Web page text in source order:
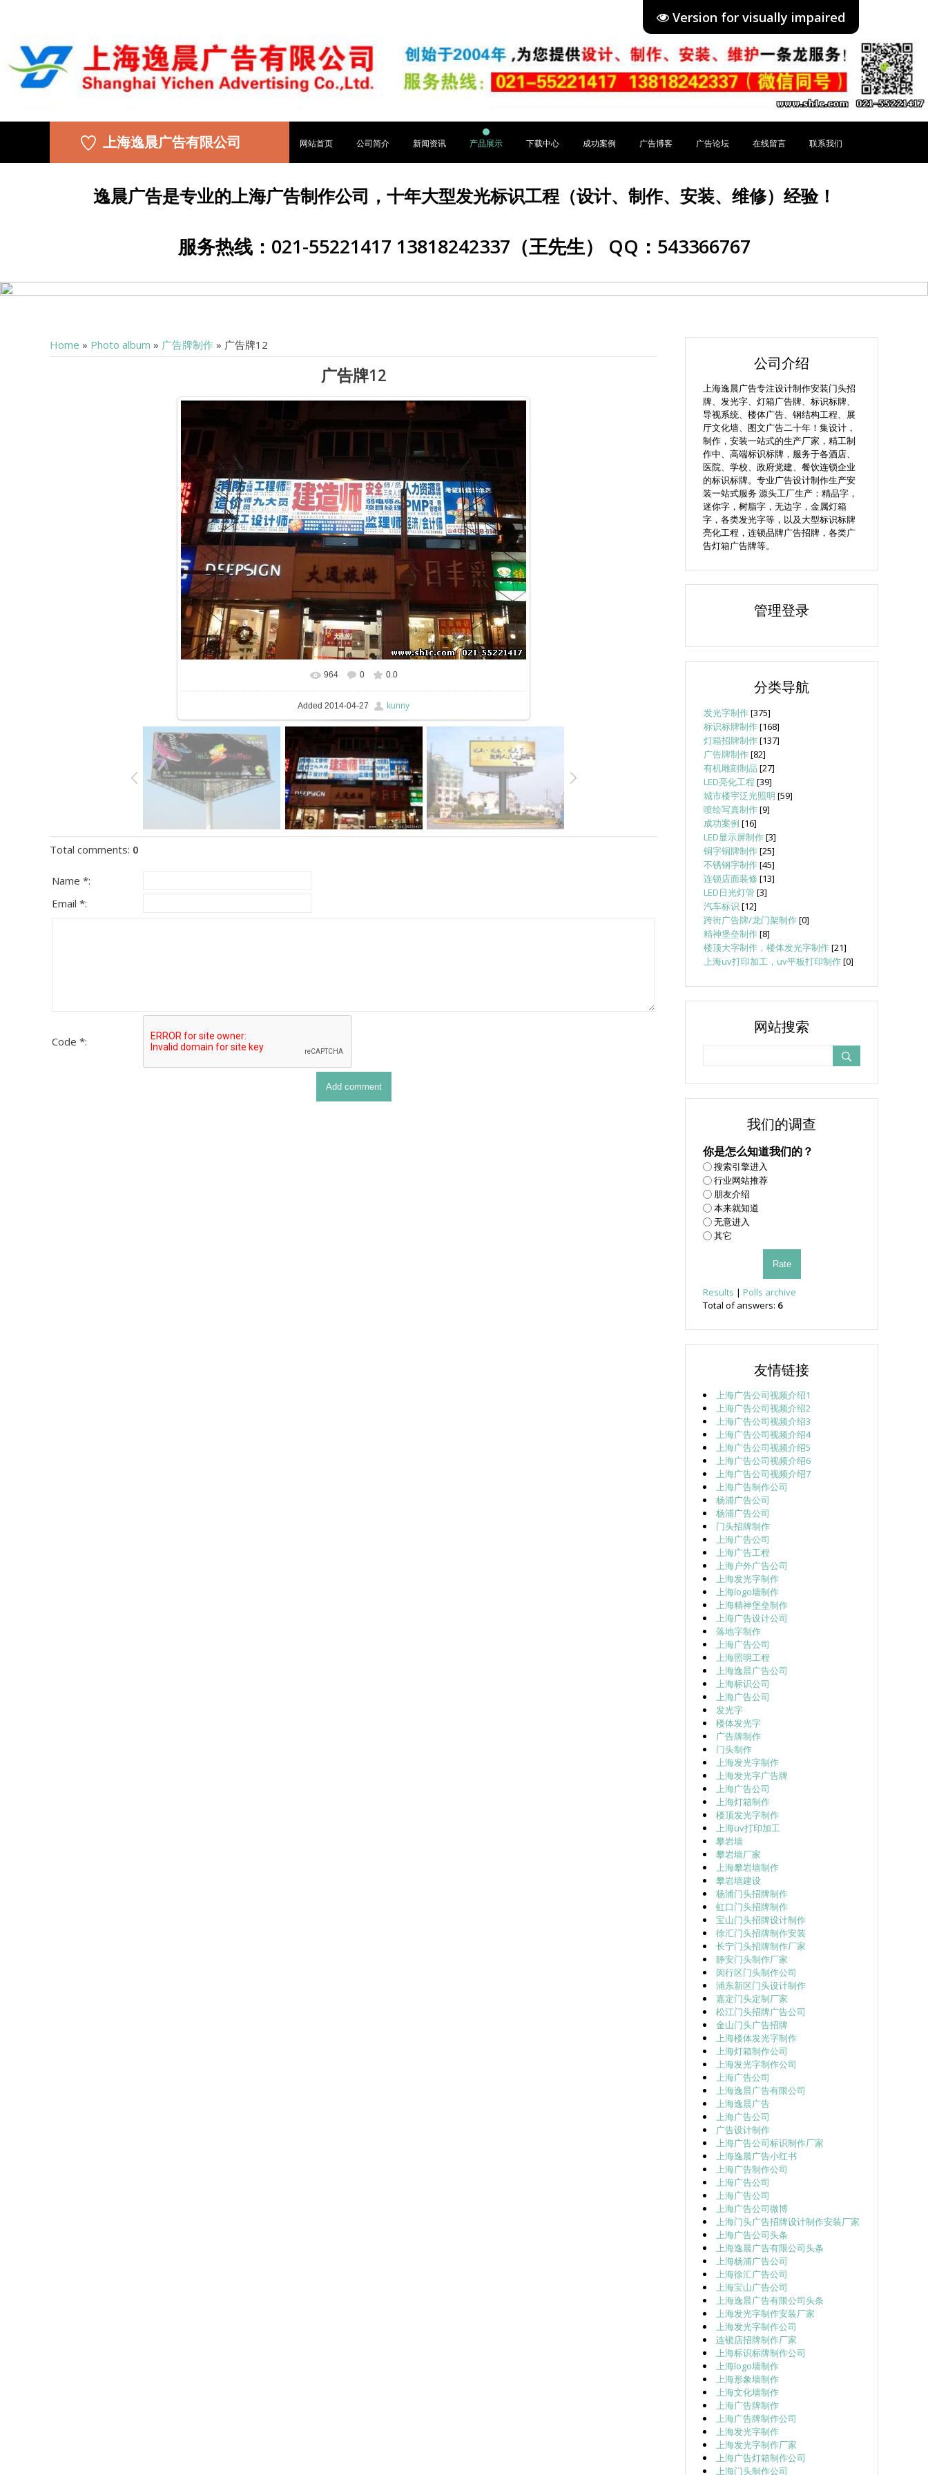
Version for visually impaired
上海逸晨广告有限公司 网站首页 公司简介 新闻资讯 产品展示 下载中心 成功案例 广告博客 广告论坛 在线留言 联系我们
逸晨广告是专业的上海广告制作公司，十年大型发光标识工程（设计、制作、安装、维修）经验！
服务热线：021-55221417 13818242337（王先生） QQ：543366767
Home » Photo album » 广告牌制作 » 广告牌12
广告牌12
964 0 0.0
Added 2014-04-27 kunny
Total comments: 0
Name *:
Email *:
Code *:
公司介绍
上海逸晨广告专注设计制作安装门头招
牌、发光字、灯箱广告牌、标识标牌、
导视系统、楼体广告、钢结构工程、展
厅文化墙、图文广告二十年！集设计，
制作，安装一站式的生产厂家，精工制
作中、高端标识标牌，服务于各酒店、
医院、学校、政府党建、餐饮连锁企业
的标识标牌。专业广告设计制作生产安
装一站式服务 源头工厂生产：精品字，
迷你字，树脂字，无边字，金属灯箱
字，各类发光字等，以及大型标识标牌
亮化工程，连锁品牌广告招牌，各类广
告灯箱广告牌等。
管理登录
分类导航
发光字制作[375]
标识标牌制作[168]
灯箱招牌制作[137]
广告牌制作[82]
有机雕刻制品 [27]
LED亮化工程 [39]
城市楼宇泛光照明 [59]
喷绘写真制作[9]
成功案例 [16]
LED显示屏制作[3]
铜字铜牌制作[25]
不锈钢字制作[45]
连锁店面装修 [13]
LED日光灯管[3]
汽车标识 [12]
跨街广告牌/龙门架制作[0]
精神堡垒制作[8]
楼顶大字制作，楼体发光字制作[21]
上海uv打印加工，uv平板打印制作[0]
网站搜索
我们的调查
你是怎么知道我们的？
搜索引擎进入
行业网站推荐
朋友介绍
本来就知道
无意进入
其它
Results | Polls archive
Total of answers: 6
友情链接
上海广告公司视频介绍1
上海广告公司视频介绍2
上海广告公司视频介绍3
上海广告公司视频介绍4
上海广告公司视频介绍5
上海广告公司视频介绍6
上海广告公司视频介绍7
上海广告制作公司
杨浦广告公司
杨浦广告公司
门头招牌制作
上海广告公司
上海广告工程
上海户外广告公司
上海发光字制作
上海logo墙制作
上海精神堡垒制作
上海广告设计公司
落地字制作
上海广告公司
上海照明工程
上海逸晨广告公司
上海标识公司
上海广告公司
发光字
楼体发光字
广告牌制作
门头制作
上海发光字制作
上海发光字广告牌
上海广告公司
上海灯箱制作
楼顶发光字制作
上海uv打印加工
攀岩墙
攀岩墙厂家
上海攀岩墙制作
攀岩墙建设
杨浦门头招牌制作
虹口门头招牌制作
宝山门头招牌设计制作
徐汇门头招牌制作安装
长宁门头招牌制作厂家
静安门头制作厂家
闵行区门头制作公司
浦东新区门头设计制作
嘉定门头定制厂家
松江门头招牌广告公司
金山门头广告招牌
上海楼体发光字制作
上海灯箱制作公司
上海发光字制作公司
上海广告公司
上海逸晨广告有限公司
上海逸晨广告
上海广告公司
广告设计制作
上海广告公司标识制作厂家
上海逸晨广告小红书
上海广告制作公司
上海广告公司
上海广告公司
上海广告公司微博
上海门头广告招牌设计制作安装厂家
上海广告公司头条
上海逸晨广告有限公司头条
上海杨浦广告公司
上海徐汇广告公司
上海宝山广告公司
上海逸晨广告有限公司头条
上海发光字制作安装厂家
上海发光字制作公司
连锁店招牌制作厂家
上海标识标牌制作公司
上海logo墙制作
上海形象墙制作
上海文化墙制作
上海广告牌制作
上海广告牌制作公司
上海发光字制作
上海发光字制作厂家
上海广告灯箱制作公司
上海门头制作公司